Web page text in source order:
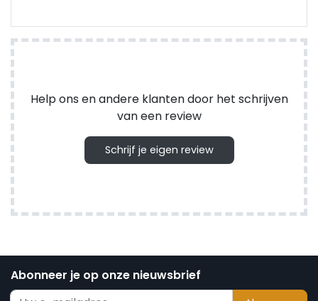
Help ons en andere klanten door het schrijven
van een review
Schrijf je eigen review
Abonneer je op onze nieuwsbrief